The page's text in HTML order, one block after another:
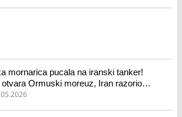
mornarica pucala na iranski tanker!
otvara Ormuski moreuz, Iran razorio
baze na Bliskom istoku! Tramp: Dobićemo